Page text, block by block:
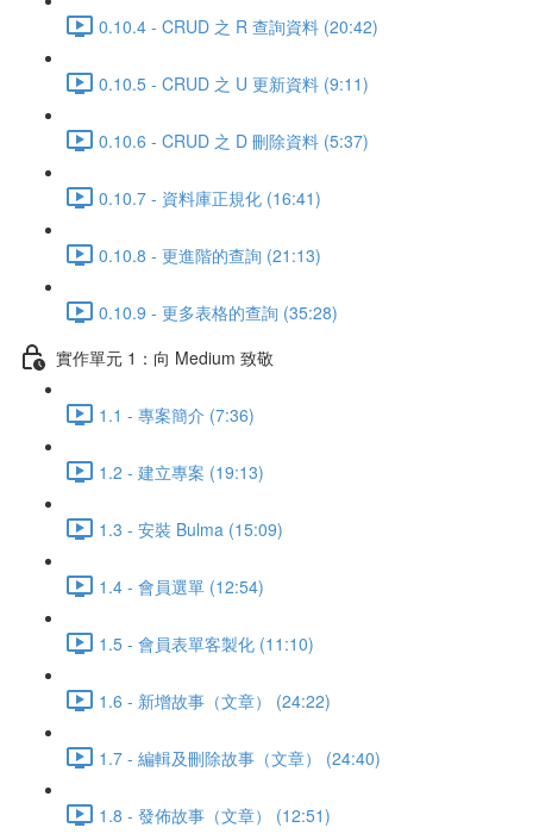
0.10.4 - CRUD 之 R 查詢資料 (20:42)
0.10.5 - CRUD 之 U 更新資料 (9:11)
0.10.6 - CRUD 之 D 刪除資料 (5:37)
0.10.7 - 資料庫正規化 (16:41)
0.10.8 - 更進階的查詢 (21:13)
0.10.9 - 更多表格的查詢 (35:28)
實作單元 1：向 Medium 致敬
1.1 - 專案簡介 (7:36)
1.2 - 建立專案 (19:13)
1.3 - 安裝 Bulma (15:09)
1.4 - 會員選單 (12:54)
1.5 - 會員表單客製化 (11:10)
1.6 - 新增故事（文章） (24:22)
1.7 - 編輯及刪除故事（文章） (24:40)
1.8 - 發佈故事（文章） (12:51)